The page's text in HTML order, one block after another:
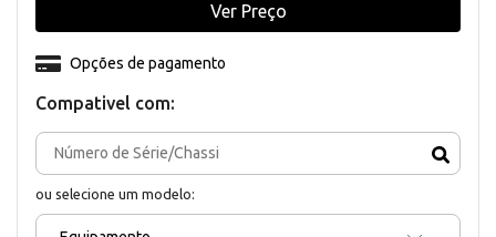
Compativel com:
ou selecione um modelo:
Opções de pagamento
Ver Preço